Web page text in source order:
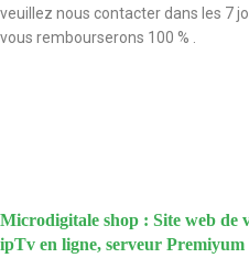
veuillez nous contacter dans les 7
vous rembourserons 100 % .
Microdigitale shop : Site web de
ipTv en ligne, serveur